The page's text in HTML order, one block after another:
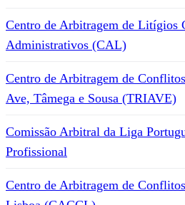
Centro de Arbitragem de Litígios
Administrativos (CAL)
Centro de Arbitragem de
Ave, Tâmega e Sousa (TRIAVE)
Comissão Arbitral da Liga
Profissional
Centro de Arbitragem de